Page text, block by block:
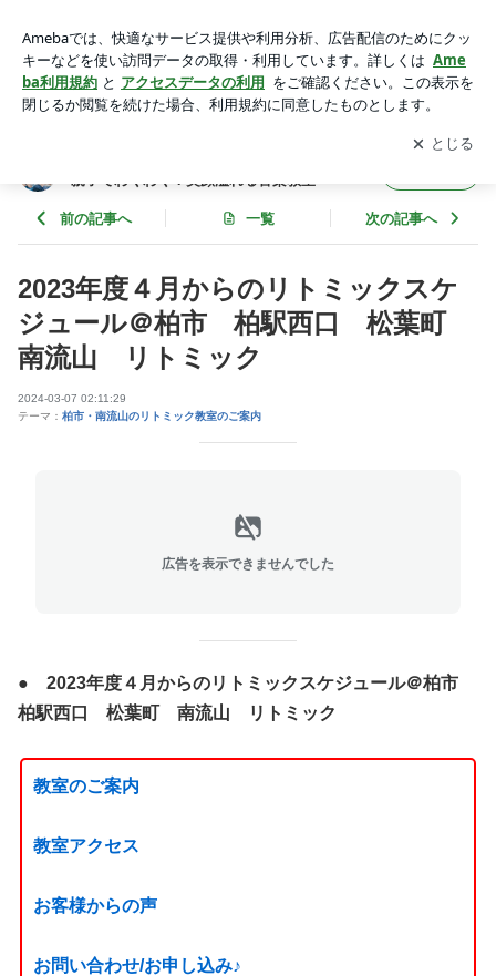
口 松葉町 南流山 リトミック | 柏駅西口・南流山・松葉町
のリトミック教室♪親子でわくわく！笑顔溢れる音楽教室
アプリをダウンロードして ブログの更新通知
を受け取りまし
ょう。
開く
親子でわくわく！笑顔溢れる音楽教室
前の記事へ 一覧 次の記事へ
2023年度４月からのリトミックスケ
ジュール＠柏市 柏駅西口 松葉町
南流山 リトミック
2024-03-07 02:11:29
テーマ： 柏市・南流山のリトミック教室のご案内
広告を表示できませんでした
● 2023年度４月からのリトミックスケジュール＠柏市
柏駅西口 松葉町 南流山 リトミック
教室のご案内
教室アクセス
お客様からの声
お問い合わせ/お申し込み♪